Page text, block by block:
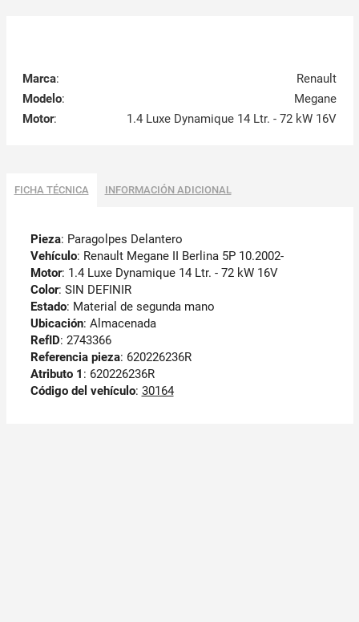
Marca:
Renault
Modelo:
Megane
Motor: 1.4 Luxe Dynamique 14 Ltr. - 72 kW 16V
FICHA TÉCNICA INFORMACIÓN ADICIONAL
Pieza: Paragolpes Delantero
Vehículo: Renault Megane II Berlina 5P 10.2002-
Motor: 1.4 Luxe Dynamique 14 Ltr. - 72 kW 16V
Color: SIN DEFINIR
Estado: Material de segunda mano
Ubicación: Almacenada
RefID: 2743366
Referencia pieza: 620226236R
Atributo 1 : 620226236R
Código del vehículo: 30164